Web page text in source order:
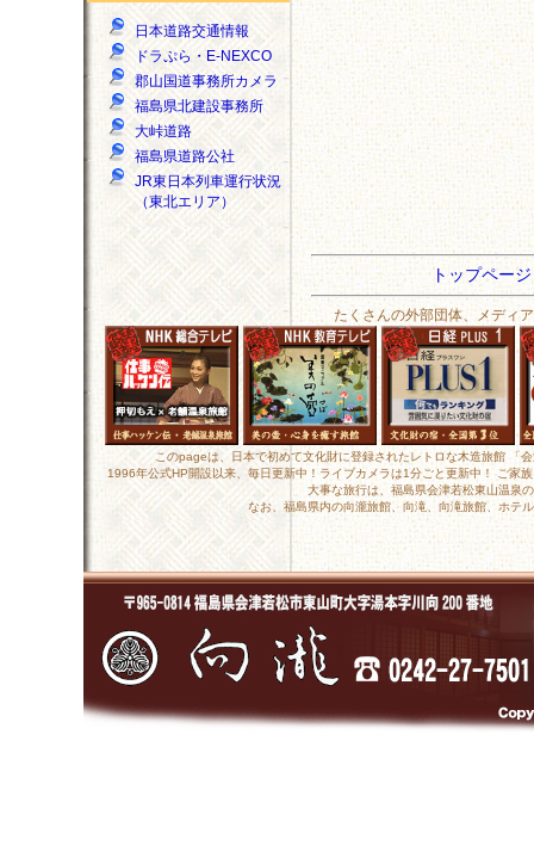
日本道路交通情報
ドラぷら・E-NEXCO
郡山国道事務所カメラ
福島県北建設事務所
大峠道路
福島県道路公社
JR東日本列車運行状況
（東北エリア）
トップペー
たくさんの外部団体、メディ
このpageは、日本で初めて文化財に登録されたレトロな木造旅館
1996年公式HP開設以来、毎日更新中！ライブカメラは1分ごと更新中！ ご家
大事な旅行は、福島県会津若松東山温泉
なお、福島県内の向瀧旅館、向滝、向滝旅館、ホテ